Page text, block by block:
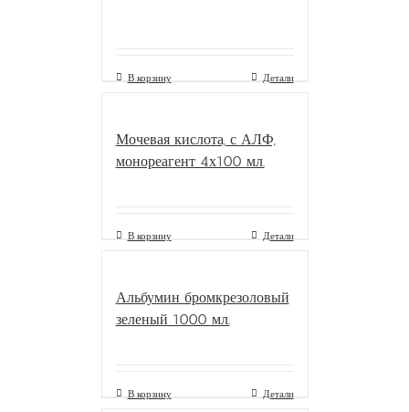
В корзину Детали
Мочевая кислота, с АЛФ,
монореагент 4х100 мл.
В корзину Детали
Альбумин бромкрезоловый
зеленый 1000 мл.
В корзину Детали